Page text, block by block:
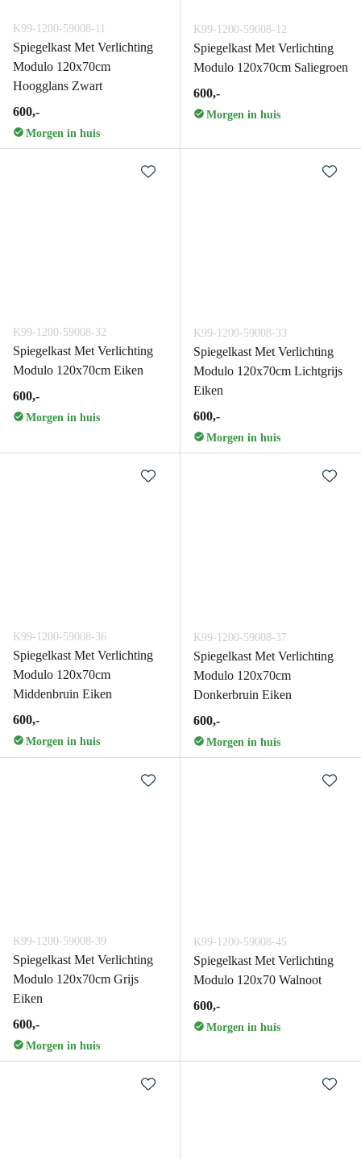
K99-1200-59008-11
Spiegelkast Met Verlichting
Modulo 120x70cm
Hoogglans Zwart
600,-
Morgen in huis
K99-1200-59008-12
Spiegelkast Met Verlichting
Modulo 120x70cm Saliegroen
600,-
Morgen in huis
K99-1200-59008-32
Spiegelkast Met Verlichting
Modulo 120x70cm Eiken
600,-
Morgen in huis
K99-1200-59008-33
Spiegelkast Met Verlichting
Modulo 120x70cm Lichtgrijs
Eiken
600,-
Morgen in huis
K99-1200-59008-36
Spiegelkast Met Verlichting
Modulo 120x70cm
Middenbruin Eiken
600,-
Morgen in huis
K99-1200-59008-37
Spiegelkast Met Verlichting
Modulo 120x70cm
Donkerbruin Eiken
600,-
Morgen in huis
K99-1200-59008-39
Spiegelkast Met Verlichting
Modulo 120x70cm Grijs
Eiken
600,-
Morgen in huis
K99-1200-59008-45
Spiegelkast Met Verlichting
Modulo 120x70 Walnoot
600,-
Morgen in huis